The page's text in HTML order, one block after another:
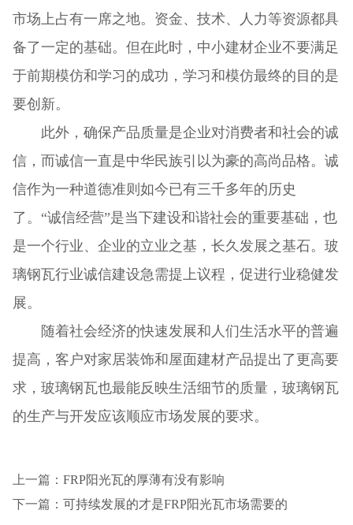
市场上占有一席之地。资金、技术、人力等资源都具
备了一定的基础。但在此时，中小建材企业不要满足
于前期模仿和学习的成功，学习和模仿最终的目的是
要创新。
此外，确保产品质量是企业对消费者和社会的诚
信，而诚信一直是中华民族引以为豪的高尚品格。诚
信作为一种道德准则如今已有三千多年的历史
了。“诚信经营”是当下建设和谐社会的重要基础，也
是一个行业、企业的立业之基，长久发展之基石。玻
璃钢瓦行业诚信建设急需提上议程，促进行业稳健发
展。
随着社会经济的快速发展和人们生活水平的普遍
提高，客户对家居装饰和屋面建材产品提出了更高要
求，玻璃钢瓦也最能反映生活细节的质量，玻璃钢瓦
的生产与开发应该顺应市场发展的要求。
上一篇： FRP阳光瓦的厚薄有没有影响
下一篇： 可持续发展的才是FRP阳光瓦市场需要的